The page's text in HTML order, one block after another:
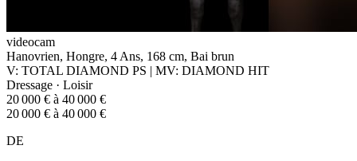
videocam
Hanovrien, Hongre, 4 Ans, 168 cm, Bai brun
V: TOTAL DIAMOND PS | MV: DIAMOND HIT
Dressage · Loisir
20 000 € à 40 000 €
20 000 € à 40 000 €
DE